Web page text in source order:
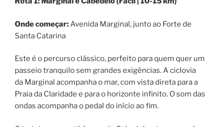
Onde começar:Avenida Marginal, junto ao Forte de
Santa Catarina
Este é o percurso clássico, perfeito para quem quer um
passeio tranquilo sem grandes exigências. A ciclovia
da Marginal acompanha o mar, com vista direta para a
Praia da Claridade e para o horizonte infinito. O som das
ondas acompanha o pedal do início ao fim.